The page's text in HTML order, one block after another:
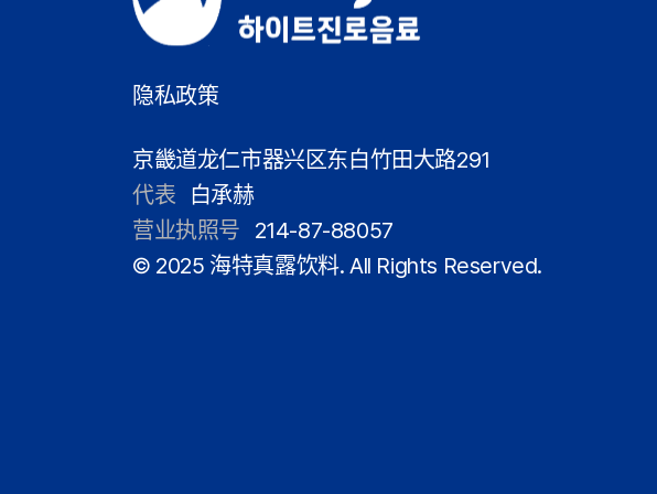
隐私政策
京畿道龙仁市器兴区东白竹田大路291
代表
白承赫
营业执照号
214-87-88057
© 2025 海特真露饮料. All Rights Reserved.